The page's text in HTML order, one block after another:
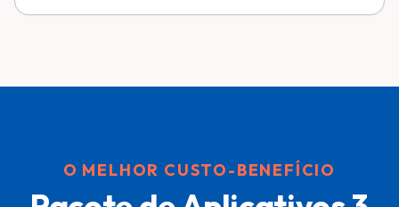
O MELHOR CUSTO-BENEFÍCIO